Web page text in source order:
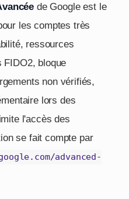
de Google est le
les comptes très
ressources
bloque
non vérifiés,
lors des
l'accès des
se fait compte par
advanced-